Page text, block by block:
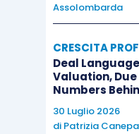
della
termica
Assolombarda
CRESCITA
Deal
Valuation,
Numbers
30 Luglio 2026
di Patrizia Canepa